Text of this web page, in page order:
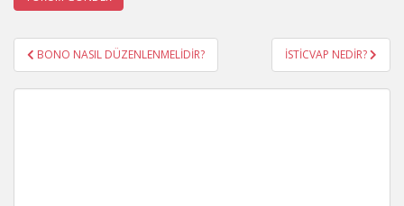
Yazı
gezinmesi
BONO NASIL DÜZENLENMELİDİR? İSTİCVAP NEDİR?